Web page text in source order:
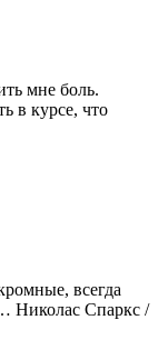
мне боль.
в курсе, что
всегда
Николас Спаркс /